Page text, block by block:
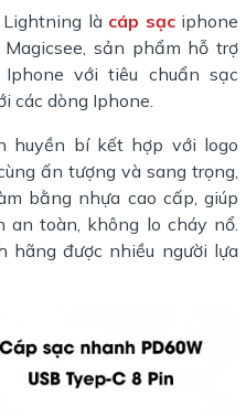
là cáp sạciphone
sản phẩm hỗ trợ
với tiêu chuẩn sạc
các dòng Iphone.
huyền bí kết hợp với logo
ấn tượng và sang trọng,
bằng nhựa cao cấp, giúp
toàn, không lo cháy nổ.
được nhiều người lựa